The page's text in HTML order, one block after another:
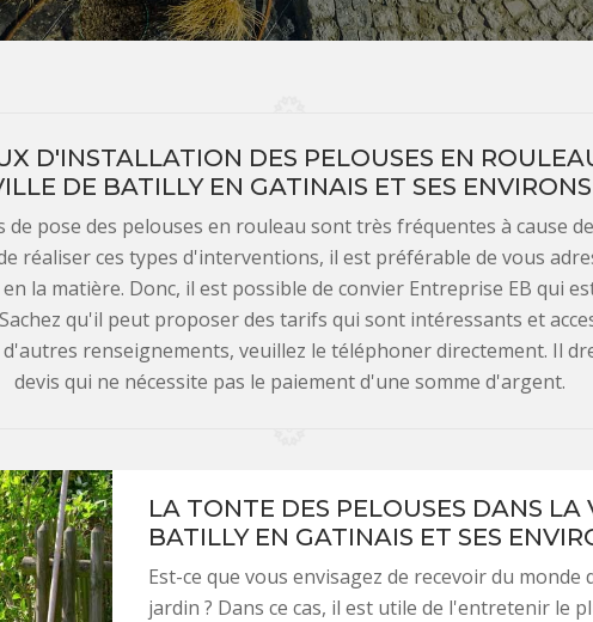
D'INSTALLATION DES PELOUSES EN
DE BATILLY EN GATINAIS ET SES ENVIRONS
de pose des pelouses en rouleau sont très fréquentes à cause
réaliser ces types d'interventions, il est préférable de vous
la matière. Donc, il est possible de convier Entreprise EB qui
qu'il peut proposer des tarifs qui sont intéressants et
d'autres renseignements, veuillez le téléphoner directement. Il
devis qui ne nécessite pas le paiement d'une somme d'argent.
LA TONTE DES PELOUSES DANS LA
BATILLY EN GATINAIS ET SES
Est-ce que vous envisagez de recevoir du monde
jardin ? Dans ce cas, il est utile de l'entretenir le